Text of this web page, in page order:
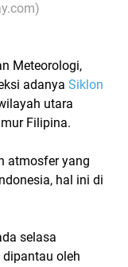
Meteorologi,
adanya Siklon
utara
Filipina.
atmosfer yang
hal ini di
selasa
oleh